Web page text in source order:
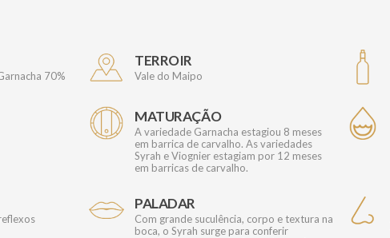
70%
TERROIR
Vale do Maipo
MATURAÇÃO
A variedade Garnacha estagiou 8 meses
em barrica de carvalho. As variedades
Syrah e Viognier estagiam por 12 meses
em barricas de carvalho.
PALADAR
Com grande suculência, corpo e textura na
boca, o Syrah surge para conferir